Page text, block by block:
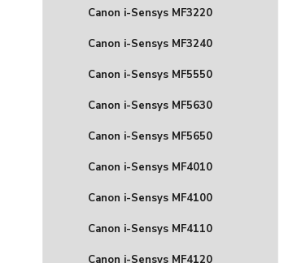
Canon i-Sensys MF3220
Canon i-Sensys MF3240
Canon i-Sensys MF5550
Canon i-Sensys MF5630
Canon i-Sensys MF5650
Canon i-Sensys MF4010
Canon i-Sensys MF4100
Canon i-Sensys MF4110
Canon i-Sensys MF4120